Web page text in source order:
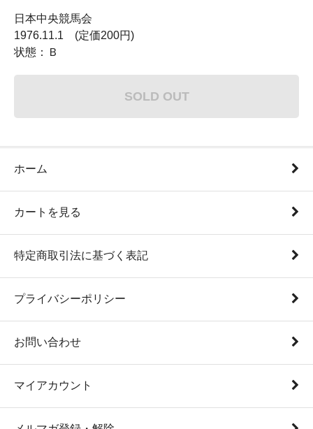
日本中央競馬会
1976.11.1 (定価200円)
状態：Ｂ
SOLD OUT
ホーム
カートを見る
特定商取引法に基づく表記
プライバシーポリシー
お問い合わせ
マイアカウント